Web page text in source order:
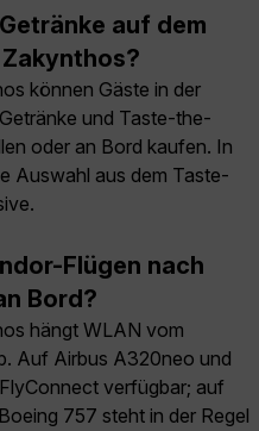
auf dem
können Gäste in der
und Taste-the-
oder an Bord kaufen. In
Auswahl aus dem Taste-
Flügen nach
Bord?
hängt WLAN vom
Auf Airbus A320neo und
verfügbar; auf
757 steht in der Regel